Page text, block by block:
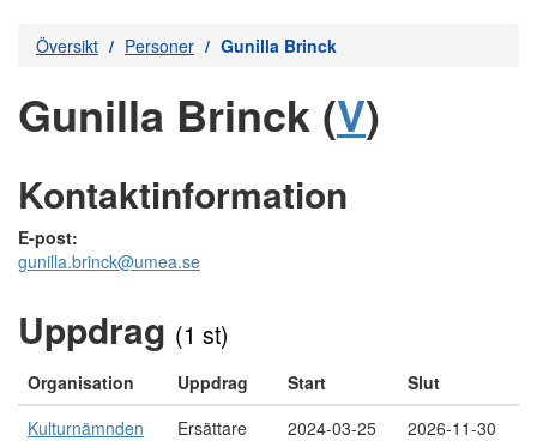
Översikt Personer Gunilla Brinck
Gunilla Brinck (V)
Kontaktinformation
E-post:
gunilla.brinck@umea.se
Uppdrag (1 st)
Organisation Uppdrag Start
Slut
Kulturnämnden
Ersättare 2024-03-25 2026-11-30